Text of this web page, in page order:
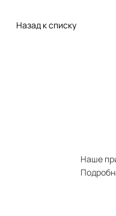
Назад к списку
Наше